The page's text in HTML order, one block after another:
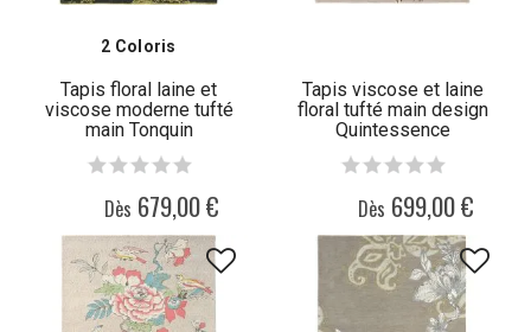
2 Coloris
Tapis floral laine et
viscose moderne tufté
main Tonquin
Dès 679,00 €
Tapis viscose et laine
floral tufté main design
Quintessence
Dès 699,00 €